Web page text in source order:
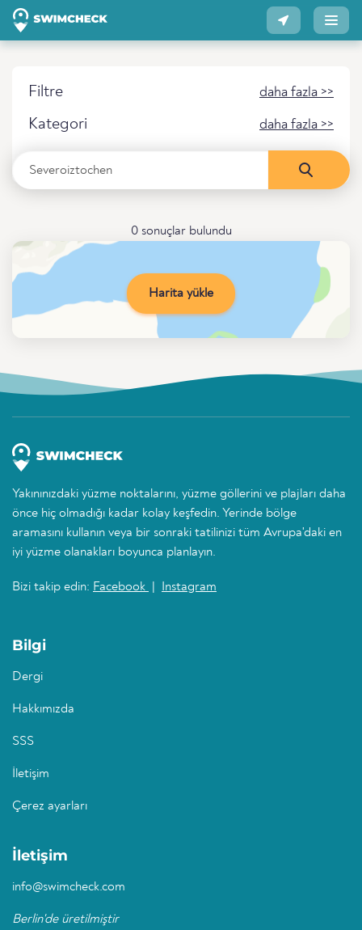
Filtre daha fazla >>
Kategori daha fazla >>
0 sonuçlar bulundu
Harita yükle
Yakınınızdaki yüzme noktalarını, yüzme göllerini ve plajları daha
önce hiç olmadığı kadar kolay keşfedin. Yerinde bölge
aramasını kullanın veya bir sonraki tatilinizi tüm Avrupa'daki en
iyi yüzme olanakları boyunca planlayın.
Bizi takip edin: Facebook Instagram
Bilgi
Dergi
Hakkımızda
SSS
İletişim
Çerez ayarları
İletişim
info@swimcheck.com
Berlin'de üretilmiştir